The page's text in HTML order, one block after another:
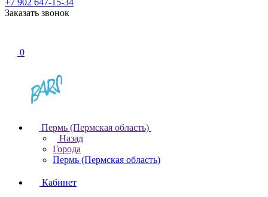
+7 902 647-15-34
Заказать звонок
0
Пермь (Пермская область)
Назад
Города
Пермь (Пермская область)
Кабинет